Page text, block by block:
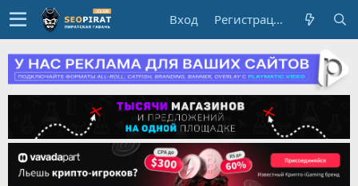
Вход Регистрация